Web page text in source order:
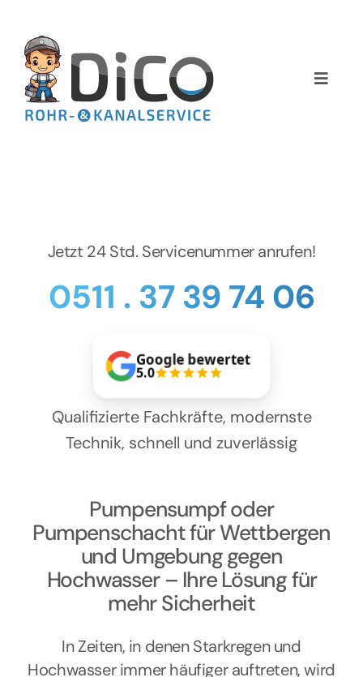
springen
Toggle
Home
Kontakt
Jetzt 24 Std. Servicenummer anrufen!
0511 . 37 39 74 06
Google bewertet
5.0
Qualifizierte Fachkräfte, modernste
Technik, schnell und zuverlässig
Pumpensumpf oder
Pumpenschacht für Wettbergen
und Umgebung gegen
Hochwasser – Ihre Lösung für
mehr Sicherheit
In Zeiten, in denen Starkregen und
Hochwasser immer häufiger auftreten, wird